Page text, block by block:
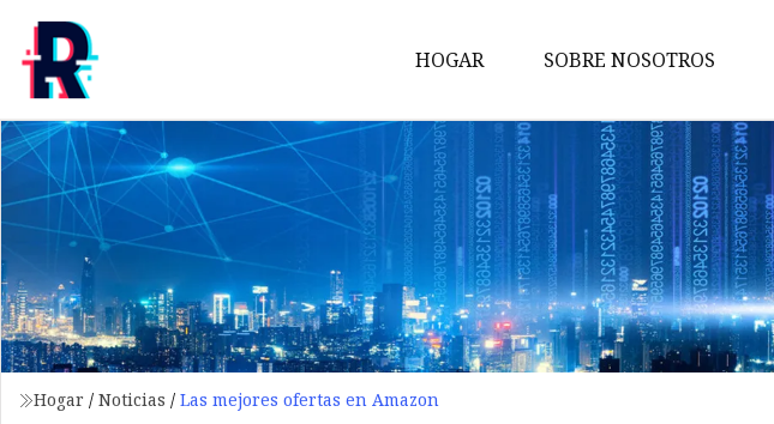
HOGAR SOBRE NOSOTROS
Hogar / Noticias / Las mejores ofertas en Amazon